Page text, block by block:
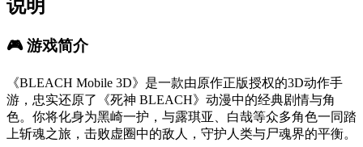
说明
🎮 游戏简介
《BLEACH Mobile 3D》是一款由原作正版授权的3D动作手
游，忠实还原了《死神 BLEACH》动漫中的经典剧情与角
色。你将化身为黑崎一护，与露琪亚、白哉等众多角色一同踏
上斩魂之旅，击败虚圈中的敌人，守护人类与尸魂界的平衡。